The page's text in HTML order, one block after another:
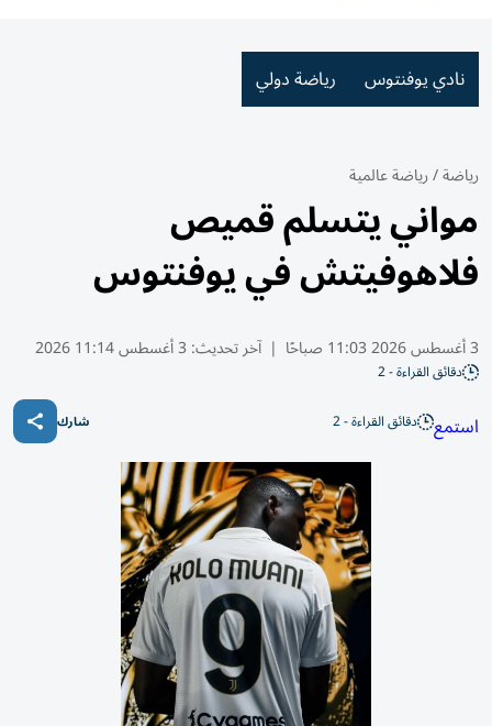
نادي يوفنتوس رياضة دولي
رياضة/رياضة عالمية
مواني يتسلم قميص
فلاهوفيتش في يوفنتوس
3 أغسطس 2026 11:03 صباحًا | آخر تحديث: 3 أغسطس 11:14 2026
دقائق القراءة - 2
استمع دقائق القراءة - 2 شارك